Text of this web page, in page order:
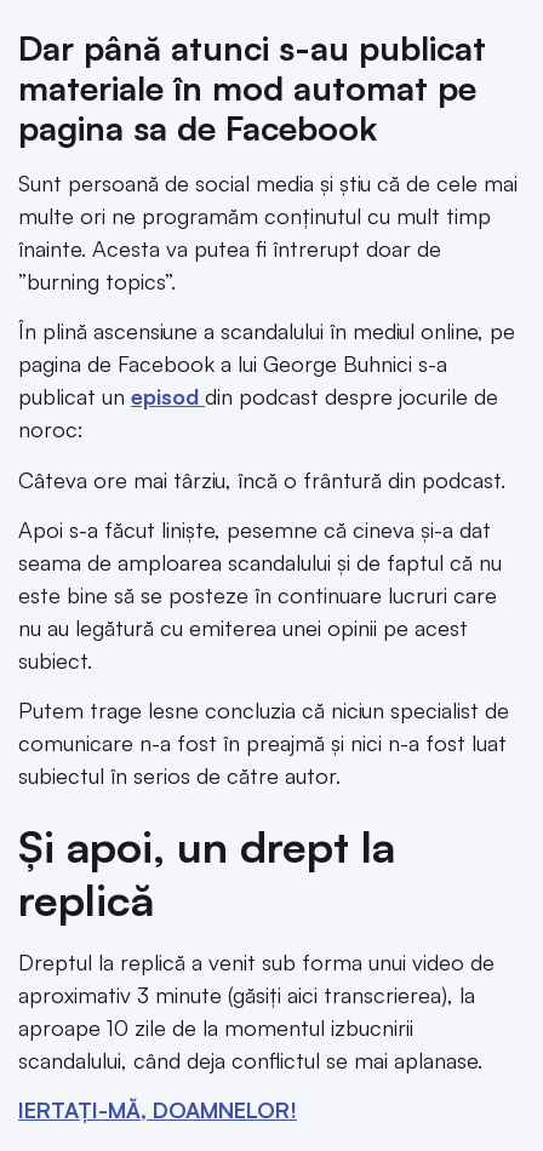
Dar până atunci s-au publicat
materiale în mod automat pe
pagina sa de Facebook
Sunt persoană de social media și știu că de cele mai
multe ori ne programăm conținutul cu mult timp
înainte. Acesta va putea fi întrerupt doar de
”burning topics”.
În plină ascensiune a scandalului în mediul online, pe
pagina de Facebook a lui George Buhnici s-a
publicat un episod din podcast despre jocurile de
noroc:
Câteva ore mai târziu, încă o frântură din podcast.
Apoi s-a făcut liniște, pesemne că cineva și-a dat
seama de amploarea scandalului și de faptul că nu
este bine să se posteze în continuare lucruri care
nu au legătură cu emiterea unei opinii pe acest
subiect.
Putem trage lesne concluzia că niciun specialist de
comunicare n-a fost în preajmă și nici n-a fost luat
subiectul în serios de către autor.
Și apoi, un drept la
replică
Dreptul la replică a venit sub forma unui video de
aproximativ 3 minute (găsiți aici transcrierea), la
aproape 10 zile de la momentul izbucnirii
scandalului, când deja conflictul se mai aplanase.
IERTAȚI-MĂ, DOAMNELOR!